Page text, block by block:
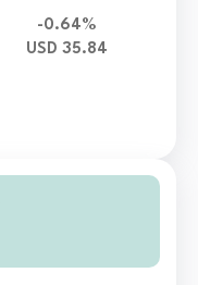
-0.64%
USD 35.84